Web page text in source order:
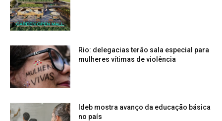
Rio: delegacias terão sala especial para
mulheres vítimas de violência
Ideb mostra avanço da educação básica
no país